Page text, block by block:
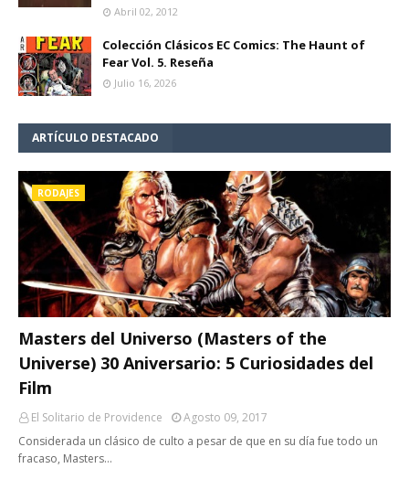
Abril 02, 2012
Colección Clásicos EC Comics: The Haunt of
Fear Vol. 5. Reseña
Julio 16, 2026
ARTÍCULO DESTACADO
RODAJES
Masters del Universo (Masters of the
Universe) 30 Aniversario: 5 Curiosidades del
Film
El Solitario de Providence
Agosto 09, 2017
Considerada un clásico de culto a pesar de que en su día fue todo un
fracaso, Masters…